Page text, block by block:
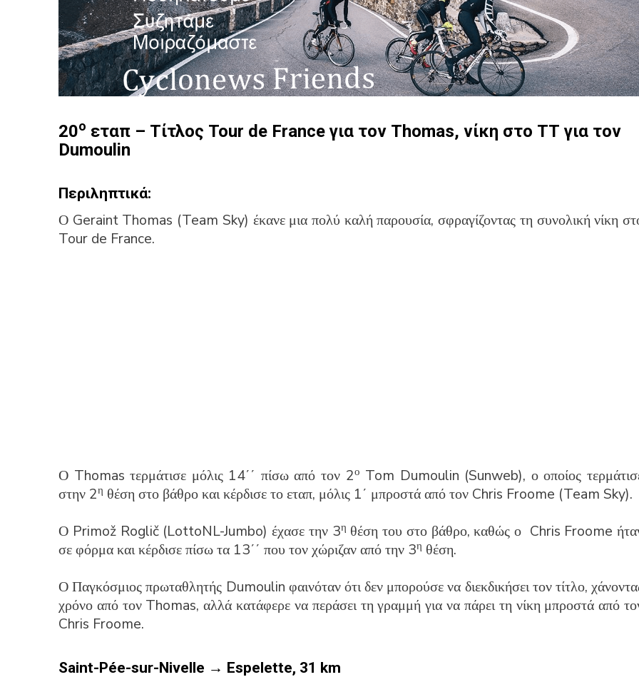
20ο εταπ – Τίτλος Tour de France για τον Thomas, νίκη στο ΤΤ για τον
Dumoulin
Περιληπτικά:
Ο Geraint Thomas (Team Sky) έκανε μια πολύ καλή παρουσία, σφραγίζοντας τη συνολική νίκη
Tour de France.
Ο Thomas τερμάτισε μόλις 14΄΄ πίσω από τον 2ο Tom Dumoulin (Sunweb), ο οποίος
στην 2η θέση στο βάθρο και κέρδισε το εταπ, μόλις 1΄ μπροστά από τον Chris Froome (Team Sky).
Ο Primož Roglič (LottoNL-Jumbo) έχασε την 3η θέση του στο βάθρο, καθώς ο Chris Froome
σε φόρμα και κέρδισε πίσω τα 13΄΄ που τον χώριζαν από την 3η θέση.
Ο Παγκόσμιος πρωταθλητής Dumoulin φαινόταν ότι δεν μπορούσε να διεκδικήσει τον τίτλο,
χρόνο από τον Thomas, αλλά κατάφερε να περάσει τη γραμμή για να πάρει τη νίκη μπροστά από
Chris Froome.
Saint-Pée-sur-Nivelle → Espelette, 31 km